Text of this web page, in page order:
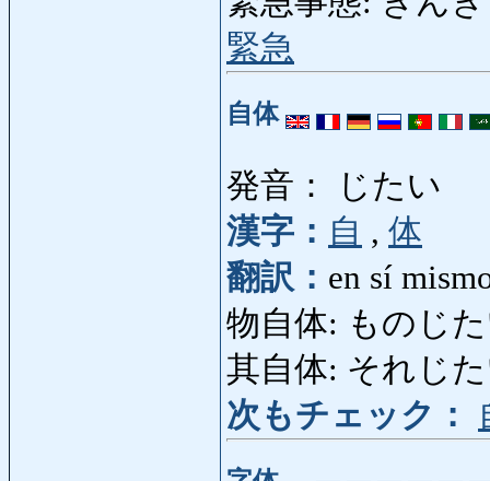
緊急
自体
発音： じたい
漢字： 自 , 体
翻訳： en sí
物自体: ものじ
其自体: それじ
次もチェック：